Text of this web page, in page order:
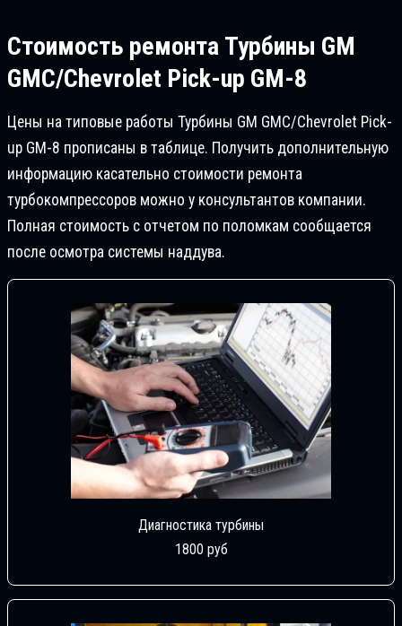
Стоимость ремонта Турбины GM
GMC/Chevrolet Pick-up GM-8
Цены на типовые работы Турбины GM GMC/Chevrolet Pick-
up GM-8 прописаны в таблице. Получить дополнительную
информацию касательно стоимости ремонта
турбокомпрессоров можно у консультантов компании.
Полная стоимость с отчетом по поломкам сообщается
после осмотра системы наддува.
Диагностика турбины
1800 руб